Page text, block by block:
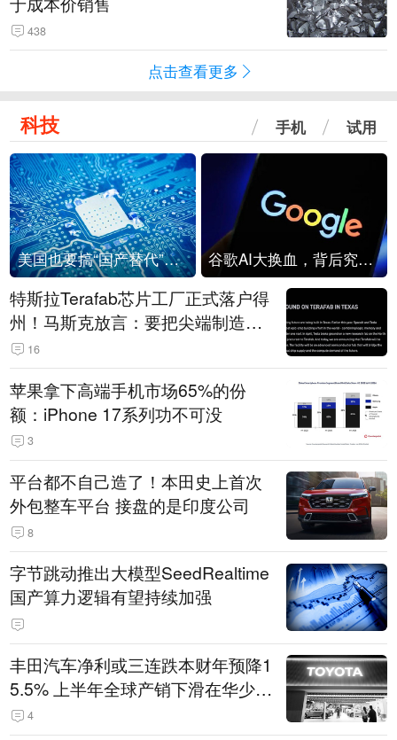
438
点击查看更多
科技 手机 试用
美国也要搞“国产替代”？先算清三笔账 谷歌AI大换血，背后究竟发生了什么？
特斯拉Terafab芯片工厂正式落户得
州！马斯克放言：要把尖端制造带
回美国
16
苹果拿下高端手机市场65%的份
额：iPhone 17系列功不可没
3
平台都不自己造了！本田史上首次
外包整车平台 接盘的是印度公司
8
字节跳动推出大模型SeedRealtime
国产算力逻辑有望持续加强
丰田汽车净利或三连跌本财年预降1
5.5% 上半年全球产销下滑在华少卖
14.3万辆
4